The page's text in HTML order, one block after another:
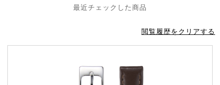
最近チェックした商品
閲覧履歴をクリアする